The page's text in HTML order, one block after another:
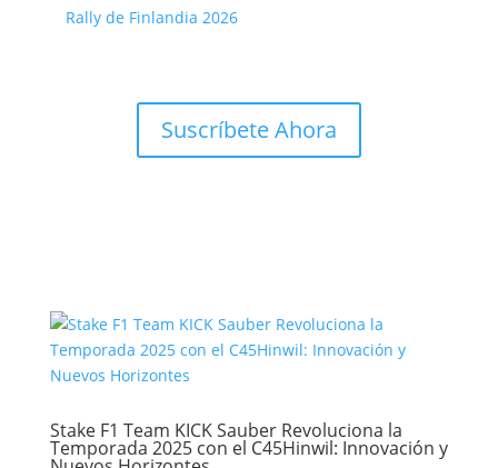
Rally de Finlandia 2026
Suscríbete Ahora
Stake F1 Team KICK Sauber Revoluciona la
Temporada 2025 con el C45Hinwil: Innovación y